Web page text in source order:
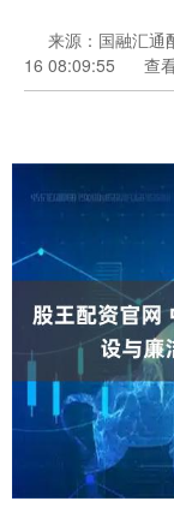
来源：国融汇通
16 08:09:55
查